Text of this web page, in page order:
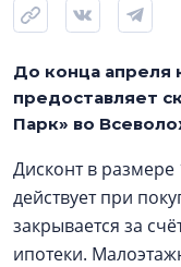
До конца апреля
предоставляет
Парк» во
Дисконт в размере
действует при
закрывается за
ипотеки.